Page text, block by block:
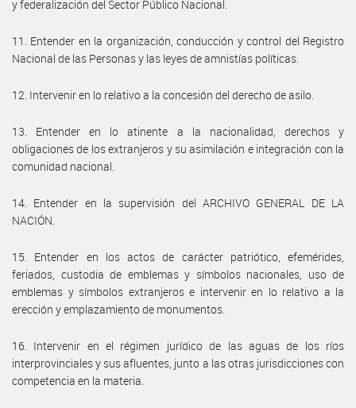
y federalización del Sector Público Nacional.
11. Entender en la organización, conducción y control del Registro
Nacional de las Personas y las leyes de amnistías políticas.
12. Intervenir en lo relativo a la concesión del derecho de asilo.
13. Entender en lo atinente a la nacionalidad, derechos y
obligaciones de los extranjeros y su asimilación e integración con la
comunidad nacional.
14. Entender en la supervisión del ARCHIVO GENERAL DE LA
NACIÓN.
15. Entender en los actos de carácter patriótico, efemérides,
feriados, custodia de emblemas y símbolos nacionales, uso de
emblemas y símbolos extranjeros e intervenir en lo relativo a la
erección y emplazamiento de monumentos.
16. Intervenir en el régimen jurídico de las aguas de los ríos
interprovinciales y sus afluentes, junto a las otras jurisdicciones con
competencia en la materia.